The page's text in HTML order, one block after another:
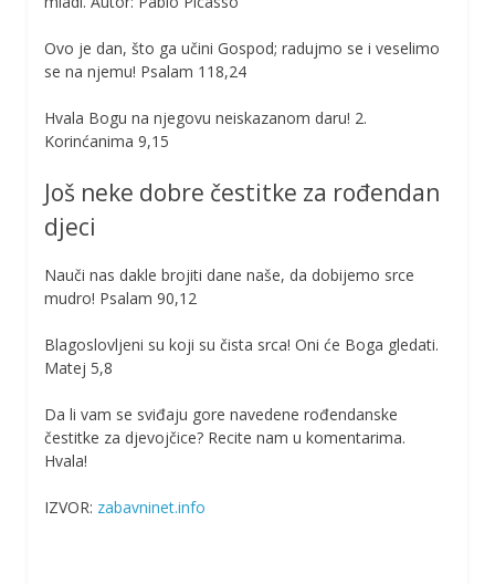
Ovo je dan, što ga učini Gospod; radujmo se i veselimo
se na njemu! Psalam 118,24
Hvala Bogu na njegovu neiskazanom daru! 2.
Korinćanima 9,15
Još neke dobre čestitke za rođendan
djeci
Nauči nas dakle brojiti dane naše, da dobijemo srce
mudro! Psalam 90,12
Blagoslovljeni su koji su čista srca! Oni će Boga gledati.
Matej 5,8
Da li vam se sviđaju gore navedene rođendanske
čestitke za djevojčice? Recite nam u komentarima.
Hvala!
IZVOR: zabavninet.info